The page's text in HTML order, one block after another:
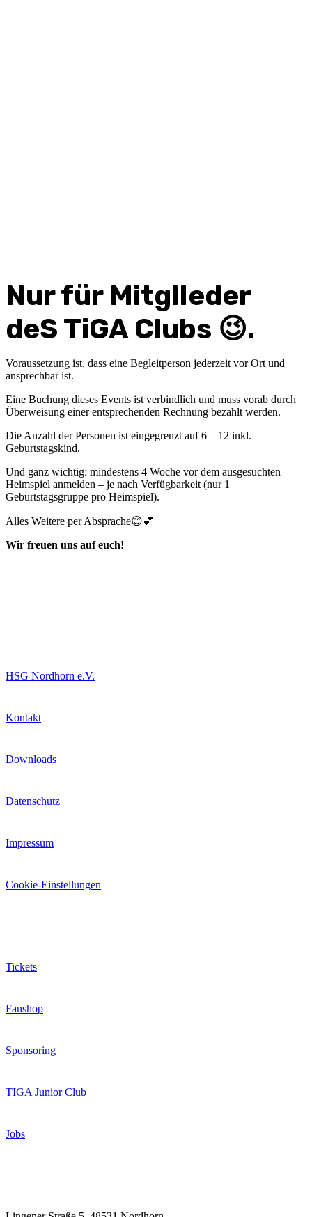
Nur für MitglIeder
deS TiGA Clubs 😉.
Voraussetzung ist, dass eine Begleitperson jederzeit vor Ort und
ansprechbar ist.
Eine Buchung dieses Events ist verbindlich und muss vorab durch
Überweisung einer entsprechenden Rechnung bezahlt werden.
Die Anzahl der Personen ist eingegrenzt auf 6 – 12 inkl.
Geburtstagskind.
Und ganz wichtig: mindestens 4 Woche vor dem ausgesuchten
Heimspiel anmelden – je nach Verfügbarkeit (nur 1
Geburtstagsgruppe pro Heimspiel).
Alles Weitere per Absprache😊💕
Wir freuen uns auf euch!
HSG Nordhorn e.V.
Kontakt
Downloads
Datenschutz
Impressum
Cookie-Einstellungen
Tickets
Fanshop
Sponsoring
TIGA Junior Club
Jobs